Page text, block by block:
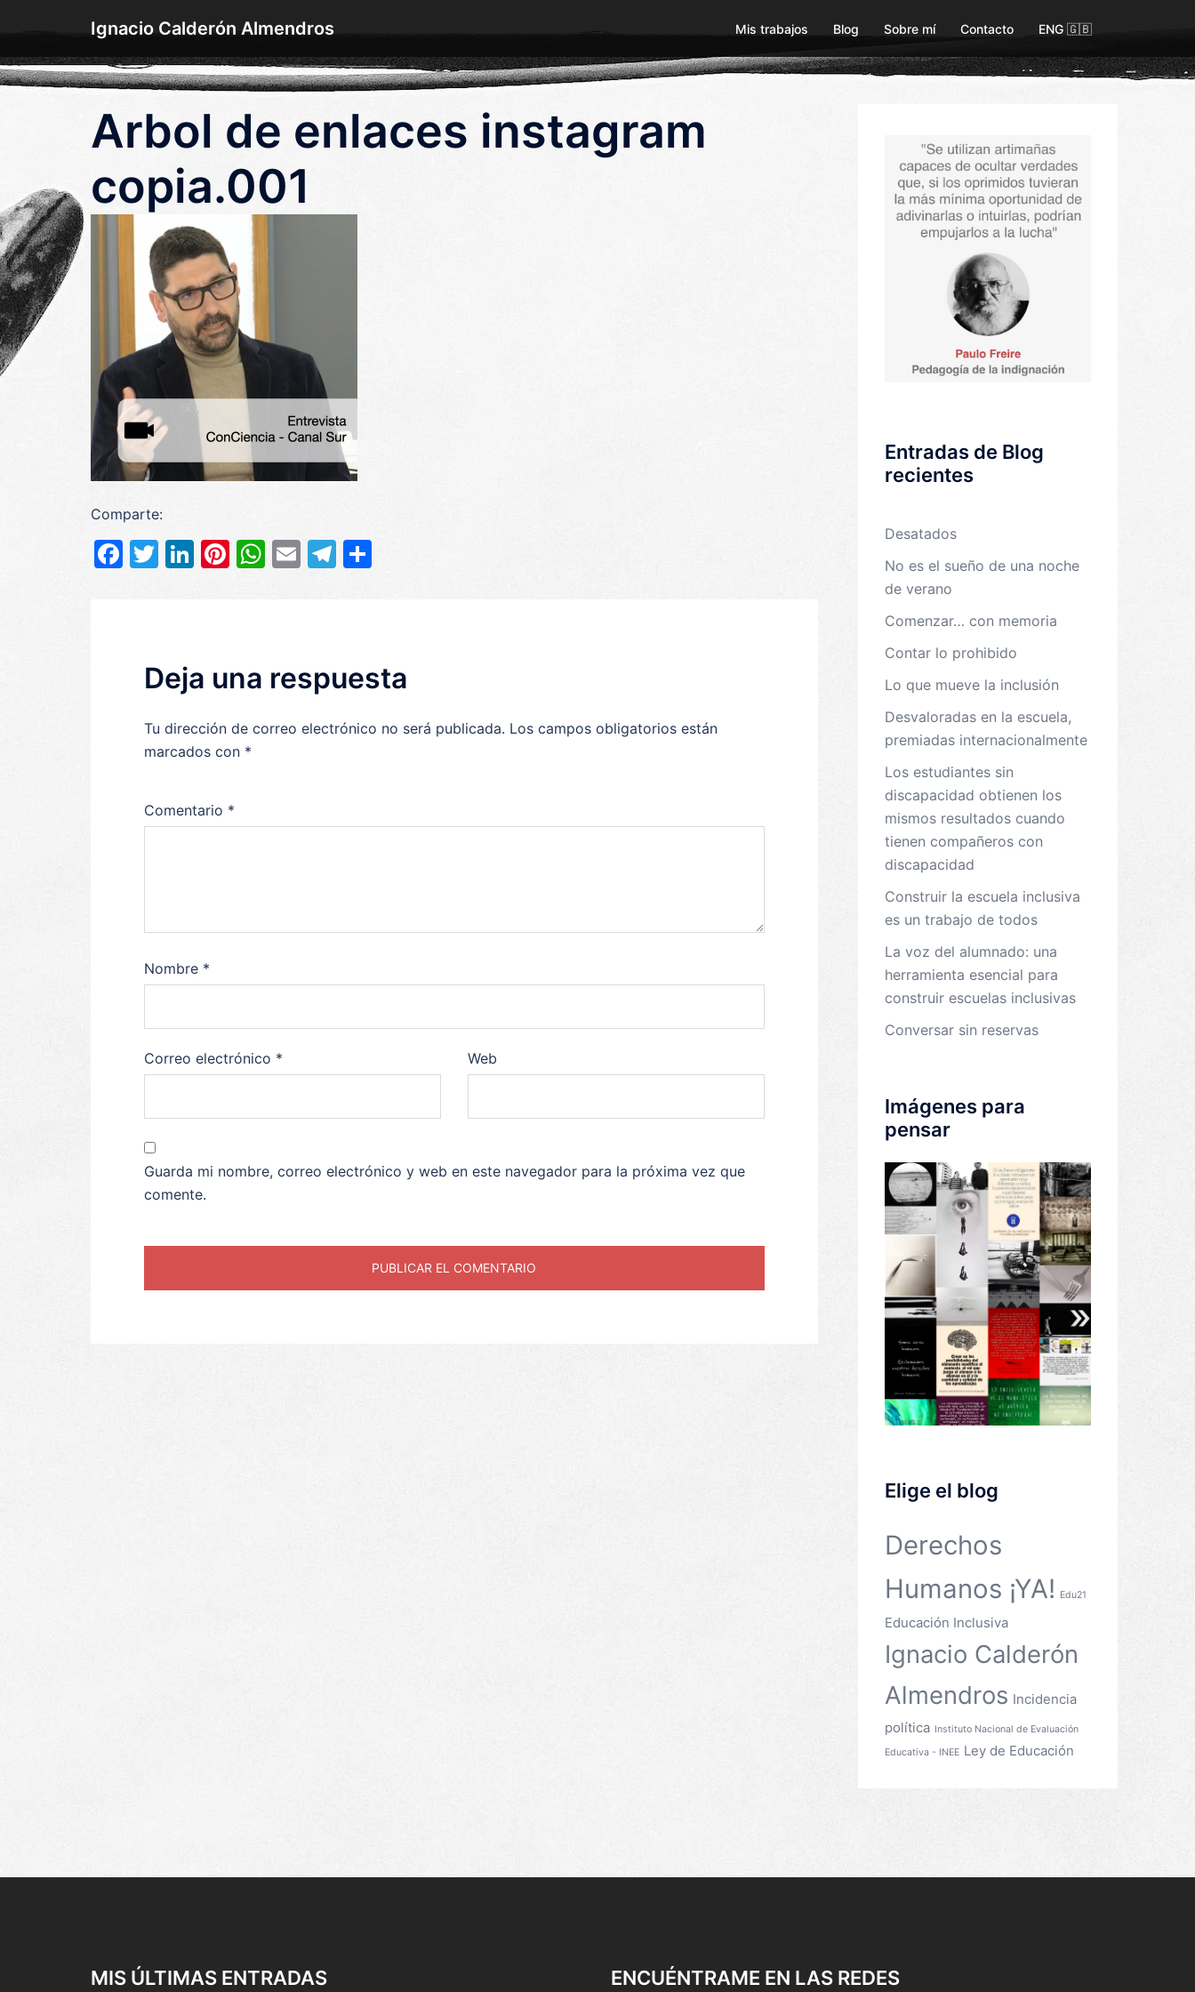
al
contenido
Ignacio Calderón Almendros Mis trabajos Blog Sobre mí Contacto ENG 🇬🇧
Arbol de enlaces instagram
copia.001
Comparte:
Facebook
Twitter
LinkedIn
Pinterest
WhatsApp
EmailTelegram
Deja una respuesta
Tu dirección de correo electrónico no será publicada. Los campos obligatorios están
marcados con *
Comentario *
Nombre *
Correo electrónico * Web
Guarda mi nombre, correo electrónico y web en este navegador para la próxima vez que
comente.
Entradas de Blog
recientes
Desatados
No es el sueño de una noche
de verano
Comenzar… con memoria
Contar lo prohibido
Lo que mueve la inclusión
Desvaloradas en la escuela,
premiadas internacionalmente
Los estudiantes sin
discapacidad obtienen los
mismos resultados cuando
tienen compañeros con
discapacidad
Construir la escuela inclusiva
es un trabajo de todos
La voz del alumnado: una
herramienta esencial para
construir escuelas inclusivas
Conversar sin reservas
Imágenes para
pensar
Elige el blog
Derechos
Humanos ¡YA!
Edu21
Educación Inclusiva
Ignacio Calderón
Almendros Incidencia
política Instituto Nacional de Evaluación
Educativa - INEE Ley de Educación
MIS ÚLTIMAS ENTRADAS ENCUÉNTRAME EN LAS REDES